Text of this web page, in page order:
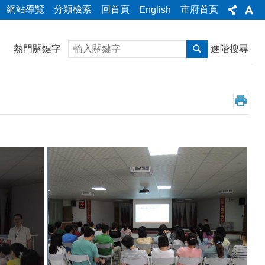
網站導覽 分類檢索 回首頁 English 市府首頁
熱門關鍵字 搜尋 進階搜尋